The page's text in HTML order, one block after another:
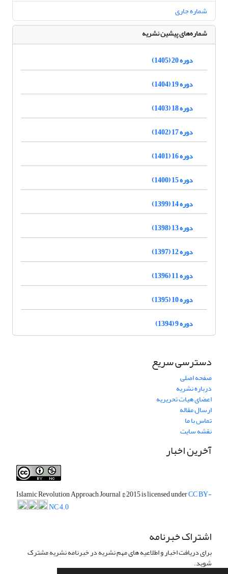
شماره جاری
شماره‌های پیشین نشریه
دوره 20 (1405)
دوره 19 (1404)
دوره 18 (1403)
دوره 17 (1402)
دوره 16 (1401)
دوره 15 (1400)
دوره 14 (1399)
دوره 13 (1398)
دوره 12 (1397)
دوره 11 (1396)
دوره 10 (1395)
دوره 9 (1394)
دسترسی سریع
صفحه اصلی
درباره نشریه
اعضای هیات تحریریه
ارسال مقاله
تماس با ما
نقشه سایت
آخرین اخبار
Islamic Revolution Approach Journal© 2015 is licensed underCC BY-
NC 4.0
اشتراک خبرنامه
برای دریافت اخبار و اطلاعیه های مهم نشریه در خبرنامه نشریه مشترک
شوید.